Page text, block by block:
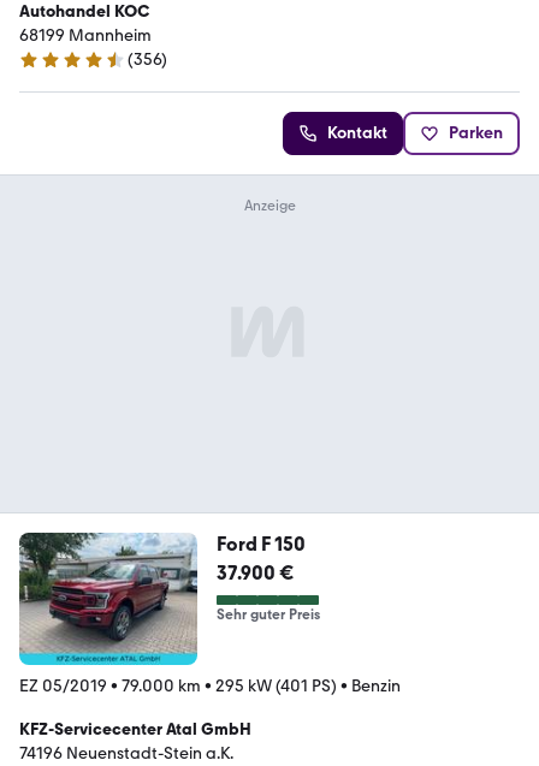
Autohandel KOC
68199 Mannheim
4.7 Sterne
(356)
Kontakt Parken
Ford F 150
37.900 €
Sehr guter Preis
EZ 05/2019 • 79.000 km • 295 kW (401 PS) • Benzin
KFZ-Servicecenter Atal GmbH
74196 Neuenstadt-Stein a.K.